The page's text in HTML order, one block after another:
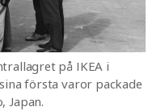
på IKEA i
första varor packade
Japan.